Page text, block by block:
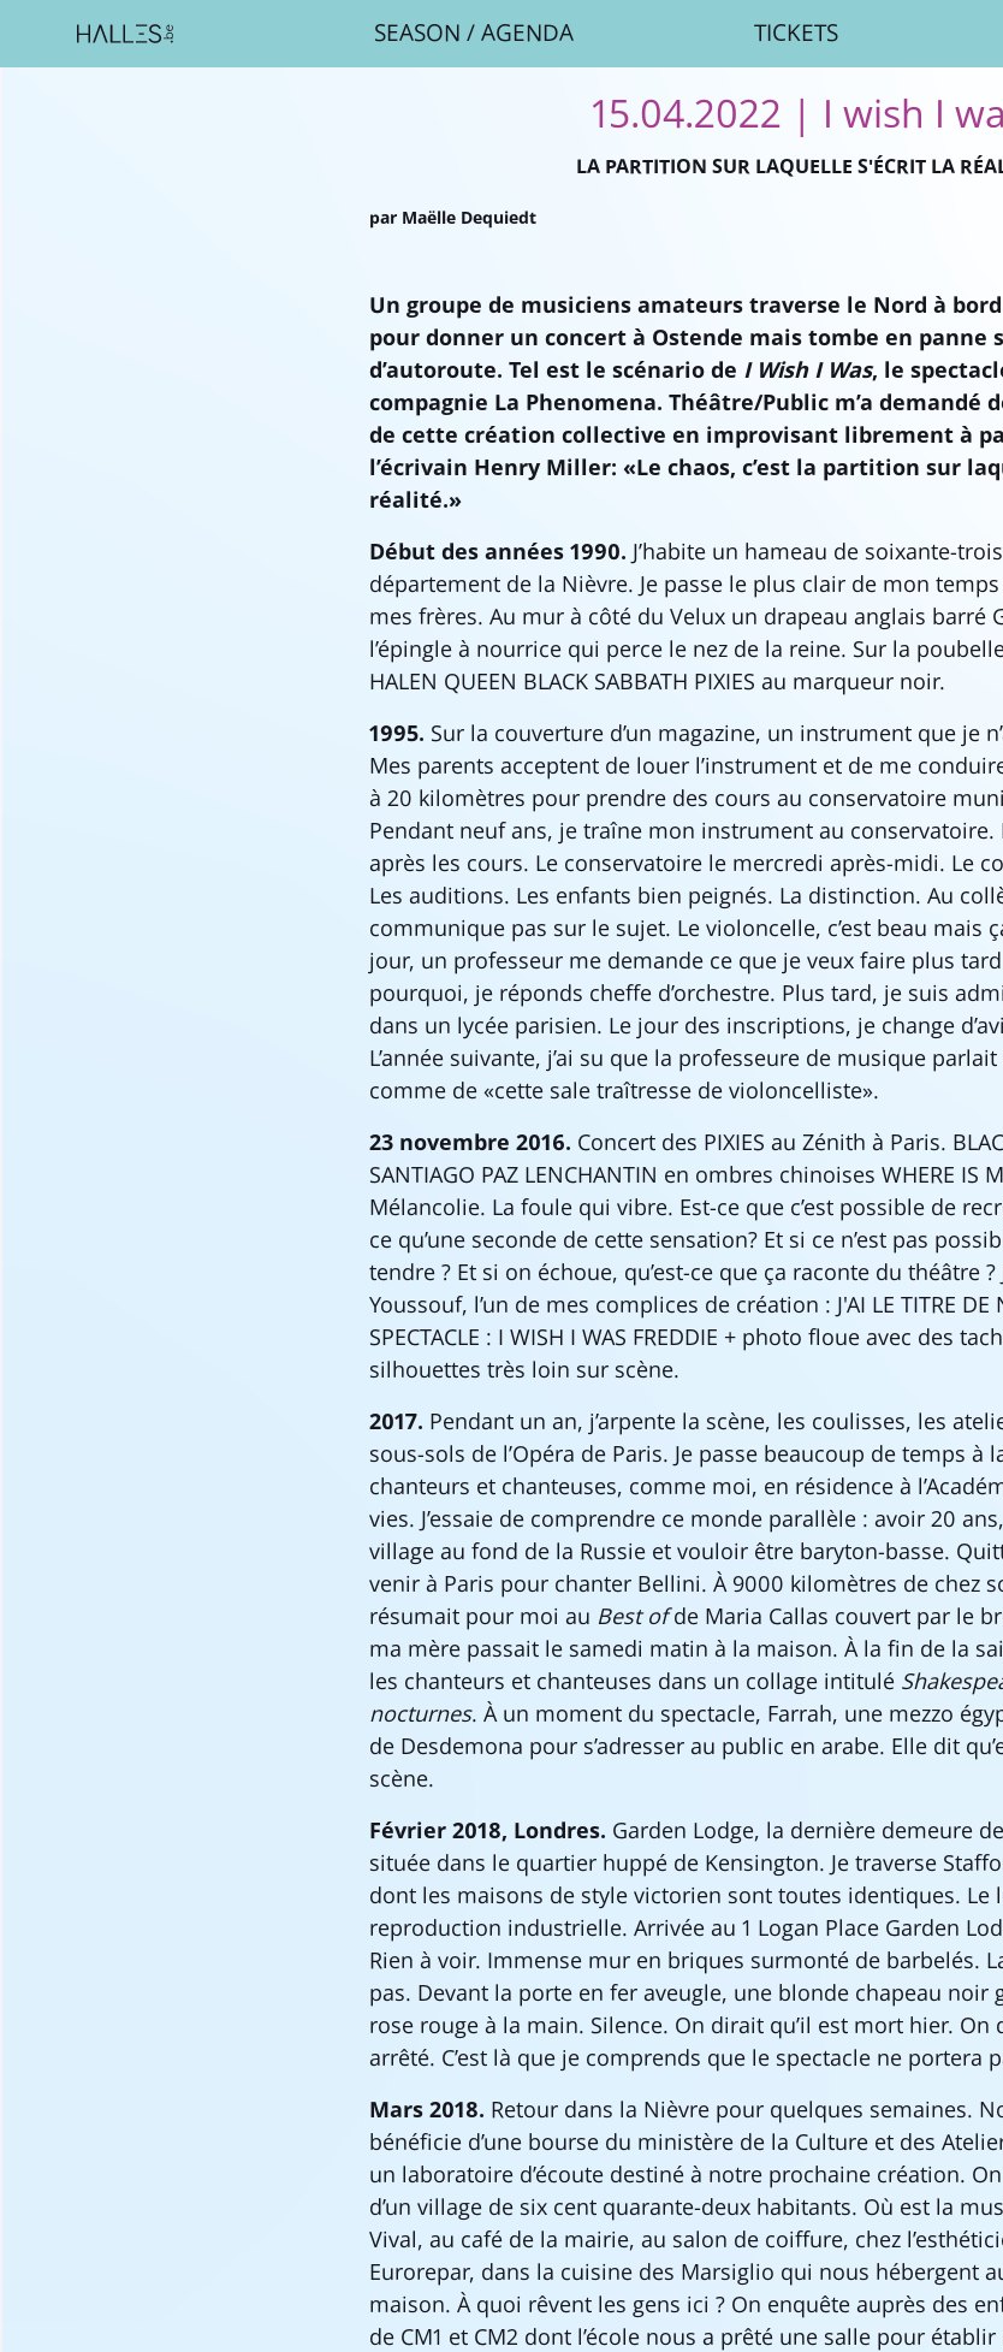
SEASON /AGENDA TICKETS
15.04.2022 | I wish I
LA PARTITION SUR LAQUELLE S'ÉCRIT LA
par Maëlle Dequiedt
Un groupe de musiciens amateurs traverse le Nord à
pour donner un concert à Ostende mais tombe en panne
d’autoroute. Tel est le scénario de I Wish I Was, le
compagnie La Phenomena. Théâtre/Public m’a demandé
de cette création collective en improvisant librement à
l’écrivain Henry Miller: «Le chaos, c’est la partition sur
réalité.»
Début des années 1990. J’habite un hameau de soixante-
département de la Nièvre. Je passe le plus clair de mon
mes frères. Au mur à côté du Velux un drapeau anglais barré
l’épingle à nourrice qui perce le nez de la reine. Sur la
HALEN QUEEN BLACK SABBATH PIXIES au marqueur noir.
1995. Sur la couverture d’un magazine, un instrument que je
Mes parents acceptent de louer l’instrument et de me
à 20 kilomètres pour prendre des cours au conservatoire
Pendant neuf ans, je traîne mon instrument au
après les cours. Le conservatoire le mercredi après-midi. Le
Les auditions. Les enfants bien peignés. La distinction. Au
communique pas sur le sujet. Le violoncelle, c’est beau mais
jour, un professeur me demande ce que je veux faire plus
pourquoi, je réponds cheffe d’orchestre. Plus tard, je suis
dans un lycée parisien. Le jour des inscriptions, je change
L’année suivante, j’ai su que la professeure de musique
comme de «cette sale traîtresse de violoncelliste».
23 novembre 2016. Concert des PIXIES au Zénith à Paris.
SANTIAGO PAZ LENCHANTIN en ombres chinoises WHERE IS
Mélancolie. La foule qui vibre. Est-ce que c’est possible de
ce qu’une seconde de cette sensation? Et si ce n’est pas
tendre ? Et si on échoue, qu’est-ce que ça raconte du théâtre ?
Youssouf, l’un de mes complices de création : J'AI LE TITRE DE
SPECTACLE : I WISH I WAS FREDDIE + photo floue avec des
silhouettes très loin sur scène.
2017. Pendant un an, j’arpente la scène, les coulisses, les
sous-sols de l’Opéra de Paris. Je passe beaucoup de temps à
chanteurs et chanteuses, comme moi, en résidence à
vies. J’essaie de comprendre ce monde parallèle : avoir 20
village au fond de la Russie et vouloir être baryton-basse.
venir à Paris pour chanter Bellini. À 9000 kilomètres de chez
résumait pour moi au Best ofde Maria Callas couvert par le
ma mère passait le samedi matin à la maison. À la fin de la
les chanteurs et chanteuses dans un collage intitulé
nocturnes. À un moment du spectacle, Farrah, une mezzo
de Desdemona pour s’adresser au public en arabe. Elle dit
scène.
Février 2018, Londres. Garden Lodge, la dernière demeure
située dans le quartier huppé de Kensington. Je traverse
dont les maisons de style victorien sont toutes identiques. Le
reproduction industrielle. Arrivée au 1 Logan Place Garden
Rien à voir. Immense mur en briques surmonté de barbelés.
pas. Devant la porte en fer aveugle, une blonde chapeau noir
rose rouge à la main. Silence. On dirait qu’il est mort hier. On
arrêté. C’est là que je comprends que le spectacle ne portera
Mars 2018. Retour dans la Nièvre pour quelques semaines.
bénéficie d’une bourse du ministère de la Culture et des
un laboratoire d’écoute destiné à notre prochaine création.
d’un village de six cent quarante-deux habitants. Où est la
Vival, au café de la mairie, au salon de coiffure, chez
Eurorepar, dans la cuisine des Marsiglio qui nous hébergent
maison. À quoi rêvent les gens ici ? On enquête auprès des
de CM1 et CM2 dont l’école nous a prêté une salle pour